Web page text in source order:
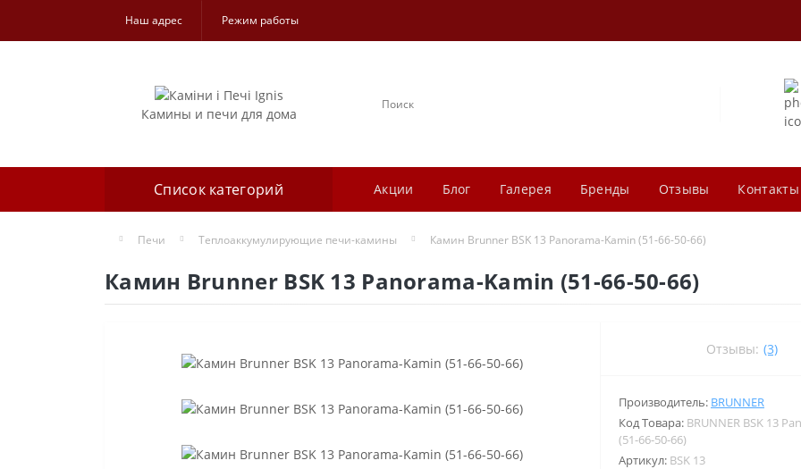
Наш адрес Режим работы
Камины и печи для дома
Список категорий Акции Блог Галерея Бренды Отзывы Контакты
Печи Теплоаккумулирующие печи-камины Камин Brunner BSK 13 Panorama-Kamin (51-66-50-66)
Камин Brunner BSK 13 Panorama-Kamin (51-66-50-66)
Отзывы: (3)
Производитель: BRUNNER
Код Товара: BRUNNER BSK 13
(51-66-50-66)
Артикул: BSK 13